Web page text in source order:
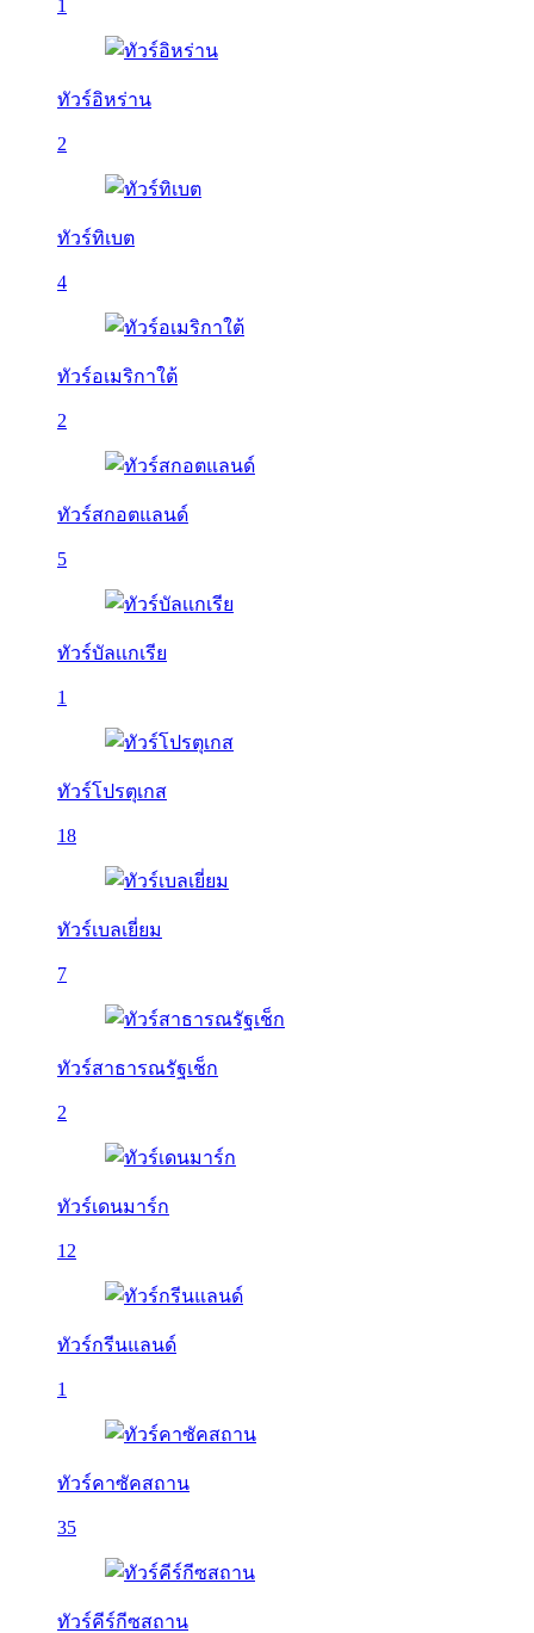
1
ทัวร์อิหร่าน
2
ทัวร์ทิเบต
4
ทัวร์อเมริกาใต้
2
ทัวร์สกอตแลนด์
5
ทัวร์บัลเเกเรีย
1
ทัวร์โปรตุเกส
18
ทัวร์เบลเยี่ยม
7
ทัวร์สาธารณรัฐเช็ก
2
ทัวร์เดนมาร์ก
12
ทัวร์กรีนแลนด์
1
ทัวร์คาซัคสถาน
35
ทัวร์คีร์กีซสถาน